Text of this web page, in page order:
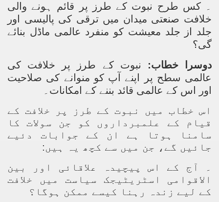
۔ کس طرح نبوت کے طرز پر قائم ہونے والی
خلافت صنعتی میدان میں ترقی کی پالیسی اور
جلد از جلد معیشت کو منفرد عالمی ماڈل بنائے
گی؟
دوسرا خطاب: نبوت کے طرز پر خلافت کی
عالمی سطح پر اپنے آپ کو منوانے کی صلاحیت
اور اس کے عالمی قائد بننے کے امکانات۔
اس خطاب میں نبوت کے طرز پر خلافت کے
قیام کے علمبرداروں کو جن سولات کا
سامنا ہوتا ہے ان کے جوابات دئیے
جائیں گے، جن میں سے کچھ یہ ہیں:
۔ آج کے اس پیچیدہ علاقائی اور بین
الاقوامی اسٹریٹیجک سیاست میں خلافت
کے لیے زندہ رہنا کیسے ممکن ہوگا؟